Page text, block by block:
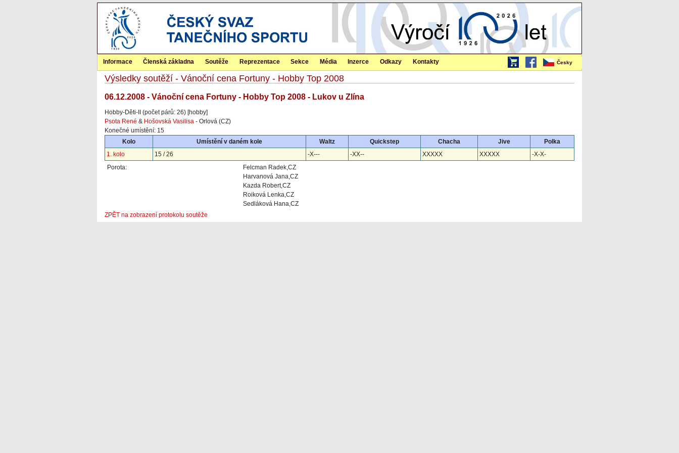
Česky
Informace Členská základna Soutěže Reprezentace Sekce Média Inzerce Odkazy Kontakty
Výsledky soutěží - Vánoční cena Fortuny - Hobby Top 2008
06.12.2008 - Vánoční cena Fortuny - Hobby Top 2008 - Lukov u Zlína
Hobby-Děti-II (počet párů: 26) [hobby]
Psota René & Hošovská Vasilisa - Orlová (CZ)
Konečné umístění: 15
Kolo
Umístění v daném kole Waltz Quickstep Chacha Jive
Polka
1. kolo
15 / 26 -X--- -XX-- XXXXX XXXXX
-X-X-
Porota:
Felcman Radek,CZ
Harvanová Jana,CZ
Kazda Robert,CZ
Roiková Lenka,CZ
Sedláková Hana,CZ
ZPĚT na zobrazení protokolu soutěže